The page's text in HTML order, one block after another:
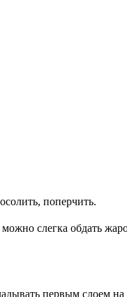
поперчить.
слегка обдать
первым слоем